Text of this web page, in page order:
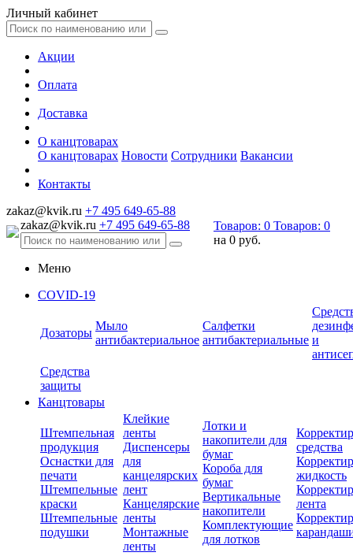
Личный кабинет
Акции
Оплата
Доставка
О канцтоварах
О канцтоварах Новости Сотрудники Вакансии
Контакты
zakaz@kvik.ru +7 495 649-65-88
zakaz@kvik.ru +7 495 649-65-88 Товаров: 0 Товаров: 0
на 0 руб.
Меню
COVID-19
Дозаторы
Мыло
антибактериальное
Салфетки
антибактериальные и
Средства
защиты
Канцтовары
Штемпельная
продукция
Оснастки для
печати
Штемпельные
краски
Штемпельные
подушки
Клейкие
ленты
Диспенсеры
для
канцелярских
лент
Канцелярские
ленты
Монтажные
ленты
Лотки и
накопители для
бумаг
Короба для
бумаг
Вертикальные
накопители
Комплектующие
для лотков
средства
жидкость
лента